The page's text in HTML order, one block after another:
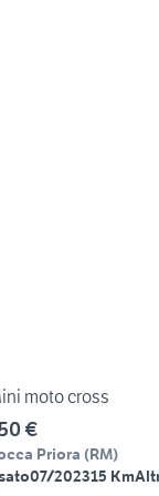
moto cross
€
Priora (RM)
07/202315 Km